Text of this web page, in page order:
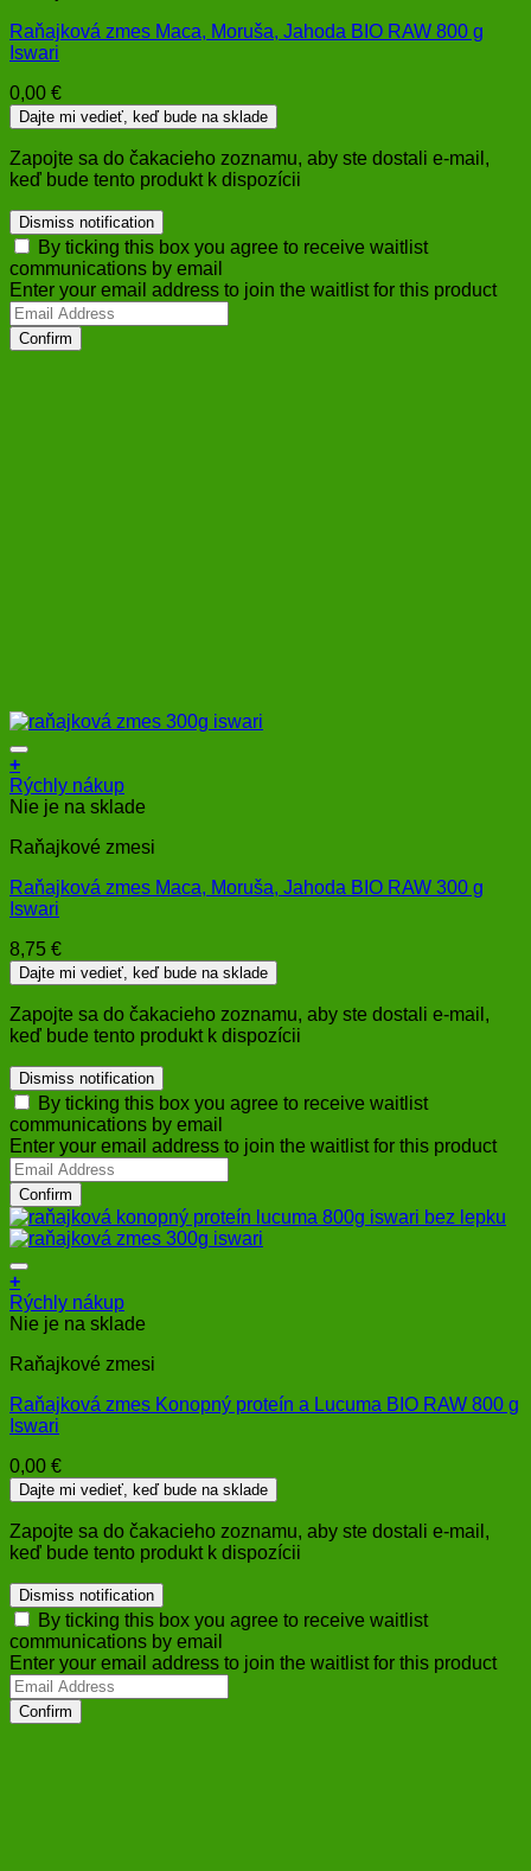
Raňajková zmes Maca, Moruša, Jahoda BIO RAW 800 g
Iswari
0,00 €
Dajte mi vedieť, keď bude na sklade
Zapojte sa do čakacieho zoznamu, aby ste dostali e-mail,
keď bude tento produkt k dispozícii
Dismiss notification
By ticking this box you agree to receive waitlist
communications by email
Enter your email address to join the waitlist for this product
Confirm
+
Rýchly nákup
Nie je na sklade
Raňajkové zmesi
Raňajková zmes Maca, Moruša, Jahoda BIO RAW 300 g
Iswari
8,75 €
Dajte mi vedieť, keď bude na sklade
Zapojte sa do čakacieho zoznamu, aby ste dostali e-mail,
keď bude tento produkt k dispozícii
Dismiss notification
By ticking this box you agree to receive waitlist
communications by email
Enter your email address to join the waitlist for this product
Confirm
+
Rýchly nákup
Nie je na sklade
Raňajkové zmesi
Raňajková zmes Konopný proteín a Lucuma BIO RAW 800 g
Iswari
0,00 €
Dajte mi vedieť, keď bude na sklade
Zapojte sa do čakacieho zoznamu, aby ste dostali e-mail,
keď bude tento produkt k dispozícii
Dismiss notification
By ticking this box you agree to receive waitlist
communications by email
Enter your email address to join the waitlist for this product
Confirm